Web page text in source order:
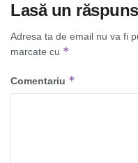
Lasă un răspuns
Adresa ta de email nu va fi
marcate cu *
Comentariu *